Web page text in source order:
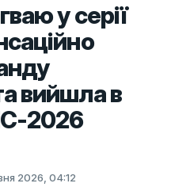
у серії
вийшла в
2026
2026, 04:12